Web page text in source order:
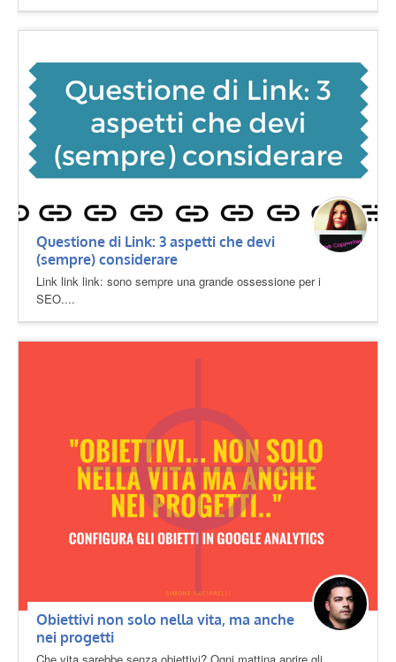
Questione di Link: 3 aspetti che devi
(sempre) considerare
Link link link: sono sempre una grande ossessione per i
SEO....
Obiettivi non solo nella vita, ma anche
nei progetti